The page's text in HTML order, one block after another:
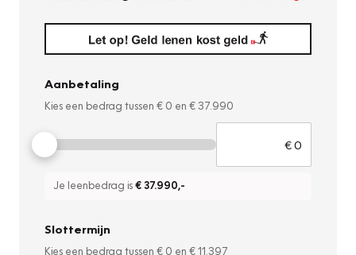
Aanbetaling
Kies een bedrag tussen € 0 en € 37.990
Je leenbedrag is€ 37.990,-
Slottermijn
Kies een bedrag tussen € 0 en € 11.397